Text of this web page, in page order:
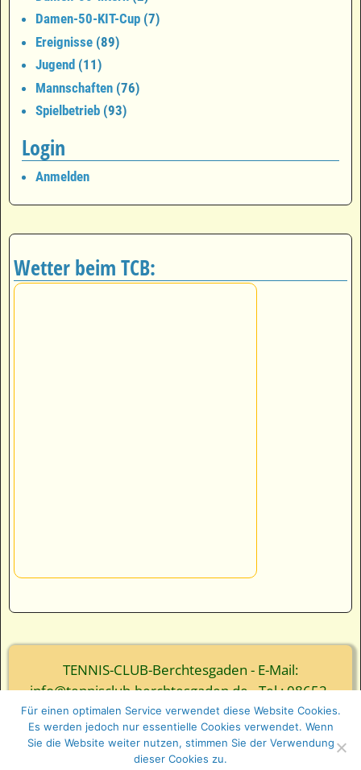
Damen-50-KIT-Cup (7)
Ereignisse (89)
Jugend (11)
Mannschaften (76)
Spielbetrieb (93)
Login
Anmelden
Wetter beim TCB:
TENNIS-CLUB-Berchtesgaden - E-Mail:
info@tennisclub-berchtesgaden.de - Tel.: 08652-
3839
© Webgestaltung - Ernst Wurm und Florian Wurm
GbR
Für einen optimalen Service verwendet diese Website Cookies.
Es werden jedoch nur essentielle Cookies verwendet. Wenn
Sie die Website weiter nutzen, stimmen Sie der Verwendung
dieser Cookies zu.